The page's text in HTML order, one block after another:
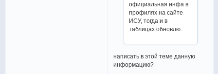
официальная инфа в
профилях на сайте
ИСУ, тогда и в
таблицах обновлю.
написать в этой теме данную
информацию?